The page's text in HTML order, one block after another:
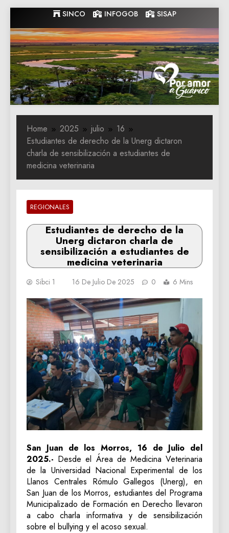
to
content
SINCO INFOGOB SISAP
Gobernacion
de Guarico
Gobernacion de Guarico
Home 2025 julio
16
Estudiantes de derecho de la Unerg dictaron
charla de sensibilización a estudiantes de
medicina veterinaria
REGIONALES
Estudiantes de derecho de la
Unerg dictaron charla de
sensibilización a estudiantes de
medicina veterinaria
Sibci 1 16 De Julio De 2025 0 6 Mins
San Juan de los Morros, 16 de Julio del
2025.- Desde el Área de Medicina Veterinaria
de la Universidad Nacional Experimental de los
Llanos Centrales Rómulo Gallegos (Unerg), en
San Juan de los Morros, estudiantes del Programa
Municipalizado de Formación en Derecho llevaron
a cabo charla informativa y de sensibilización
sobre el bullying y el acoso sexual.